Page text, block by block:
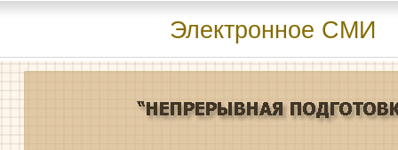
Электронное СМИ